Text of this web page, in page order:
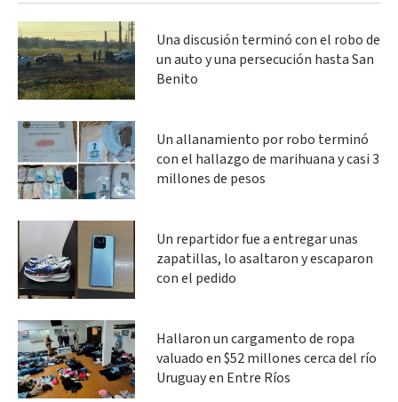
Una discusión terminó con el robo de
un auto y una persecución hasta San
Benito
Un allanamiento por robo terminó
con el hallazgo de marihuana y casi 3
millones de pesos
Un repartidor fue a entregar unas
zapatillas, lo asaltaron y escaparon
con el pedido
Hallaron un cargamento de ropa
valuado en $52 millones cerca del río
Uruguay en Entre Ríos